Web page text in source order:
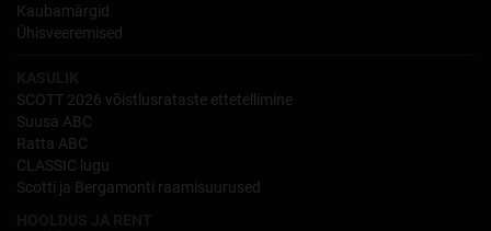
Kaubamärgid
Ühisveeremised
SCOTT 2026 võistlusrataste ettetellimine
Suusa ABC
Ratta ABC
CLASSIC lugu
Scotti ja Bergamonti raamisuurused